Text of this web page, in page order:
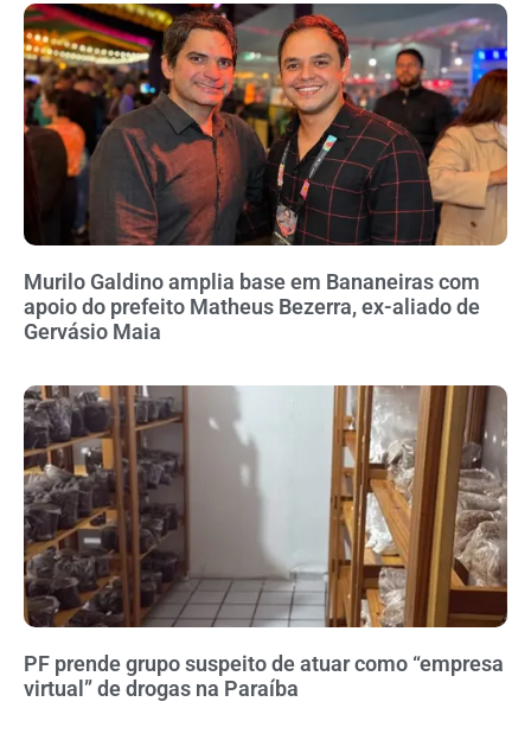
Murilo Galdino amplia base em Bananeiras com
apoio do prefeito Matheus Bezerra, ex-aliado de
Gervásio Maia
PF prende grupo suspeito de atuar como “empresa
virtual” de drogas na Paraíba